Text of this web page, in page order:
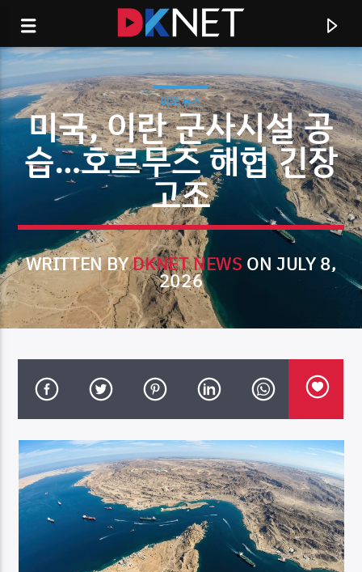
CURRENT TRACK
TITLE
DK NET Radio.co
미국 뉴스
미국, 이란 군사시설 공
습…호르무즈 해협 긴장
고조
WRITTEN BYDKNET NEWS ON JULY 8,
2026